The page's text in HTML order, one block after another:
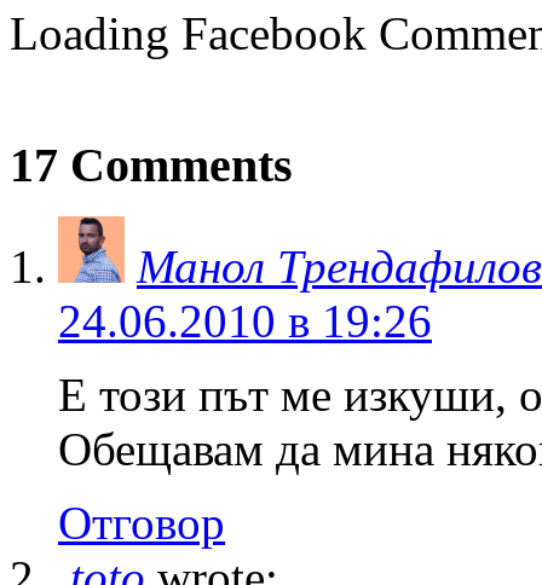
Loading Facebook
17 Comments
Манол Трендафилов
24.06.2010 в 19:26
Е този път ме изкуши,
Обещавам да мина
Отговор